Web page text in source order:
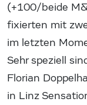
(+100/beide
fixierten mit
im letzten
Sehr speziell
Florian
in Linz